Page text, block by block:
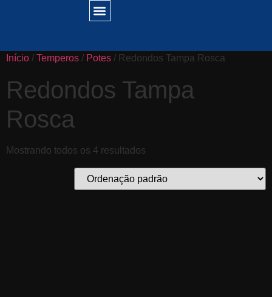
Início / Temperos / Potes / Redondos Tampa Rosca
Redondos Tampa
Rosca
Mostrando todos os 4 resultados